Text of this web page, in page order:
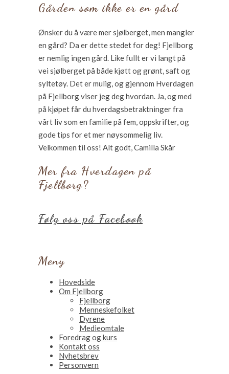
Gården som ikke er en gård
Ønsker du å være mer sjølberget, men mangler
en gård? Da er dette stedet for deg! Fjellborg
er nemlig ingen gård. Like fullt er vi langt på
vei sjølberget på både kjøtt og grønt, saft og
syltetøy. Det er mulig, og gjennom Hverdagen
på Fjellborg viser jeg deg hvordan. Ja, og med
på kjøpet får du hverdagsbetraktninger fra
vårt liv som en familie på fem, oppskrifter, og
gode tips for et mer nøysommelig liv.
Velkommen til oss! Alt godt, Camilla Skår
Mer fra Hverdagen på
Fjellborg?
Følg oss på Facebook
Meny
Hovedside
Om Fjellborg
Fjellborg
Menneskefolket
Dyrene
Medieomtale
Foredrag og kurs
Kontakt oss
Nyhetsbrev
Personvern